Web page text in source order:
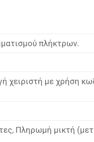
πλήκτρων.
χειριστή με χρήση
Πληρωμή μικτή